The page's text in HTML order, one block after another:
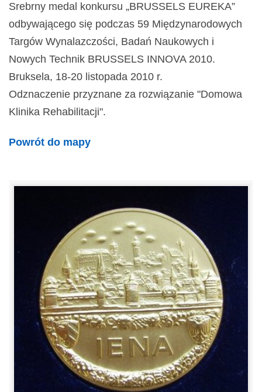
Srebrny medal konkursu „BRUSSELS EUREKA”
odbywającego się podczas 59 Międzynarodowych
Targów Wynalazczości, Badań Naukowych i
Nowych Technik BRUSSELS INNOVA 2010.
Bruksela, 18-20 listopada 2010 r.
Odznaczenie przyznane za rozwiązanie "Domowa
Klinika Rehabilitacji".
Powrót do mapy